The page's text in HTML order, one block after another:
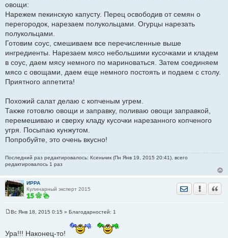
овощи:
Нарежем пекинскую капусту. Перец освободив от семян о
перегородок, нарезаем полукольцами. Огурцы нарезать
полукольцами.
Готовим соус, смешиваем все перечисленные выше
ингредиенты. Нарезаем мясо небольшими кусочками и кладем
в соус, даем мясу немного по мариноваться. Затем соединяем
мясо с овощами, даем еще немного постоять и подаем с столу.
Приятного аппетита!
Похожий салат делаю с копченым угрем.
Также готовлю овощи и заправку, поливаю овощи заправкой,
перемешиваю и сверху кладу кусочки нарезанного копченого
угря. Посыпаю кунжутом.
Попробуйте, это очень вкусно!
Последний раз редактировалось: Ксеньчик (Пн Янв 19, 2015 20:41), всего
редактировалось 1 раз
ИРРА
Кулинарный эксперт 2015
Отправить
б
Вс Янв 18, 2015 0:15 » Благодарностей: 1
Ура!!! Наконец-то!